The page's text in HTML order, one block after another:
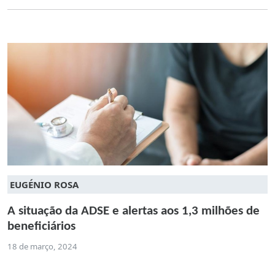
EUGÉNIO ROSA
A situação da ADSE e alertas aos 1,3 milhões de
beneficiários
18 de março, 2024